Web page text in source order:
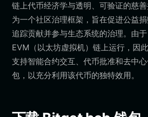
链上代币经济学与透明、可验证的慈
为一个社区治理框架，旨在促进公益
追踪贡献并参与生态系统的治理。由
EVM（以太坊虚拟机）链上运行，因
支持智能合约交互、代币批准和去中
包，以充分利用该代币的独特效用。